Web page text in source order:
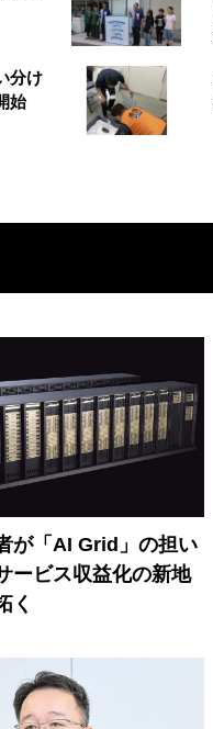
分け
始
が「AI Grid」の担い
ビス収益化の新地
く